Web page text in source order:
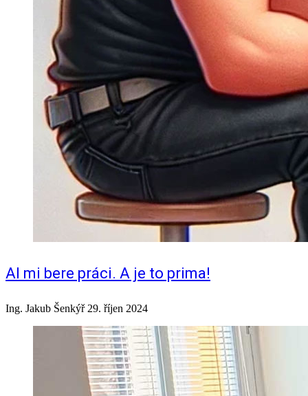
AI mi bere práci. A je to prima!
Ing. Jakub Šenkýř 29. říjen 2024